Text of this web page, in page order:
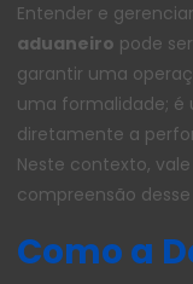
Entender e
aduaneiro pode
garantir uma
uma formalidade;
diretamente a
Neste contexto,
compreensão
Como a